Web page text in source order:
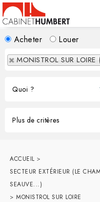
Acheter Louer
MONISTROL SUR
ACCUEIL>
SECTEUR EXTÉRIEUR (LE
SEAUVE...)
> MONISTROL SUR LOIRE